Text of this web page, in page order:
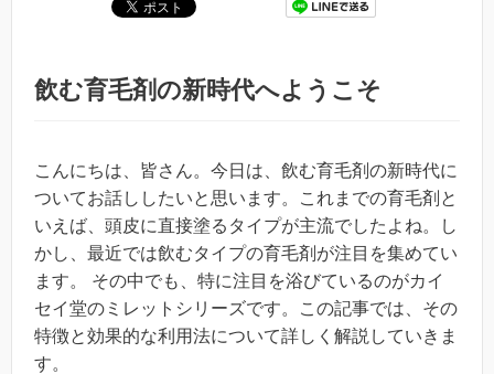
飲む育毛剤の新時代へようこそ
こんにちは、皆さん。今日は、飲む育毛剤の新時代に
ついてお話ししたいと思います。これまでの育毛剤と
いえば、頭皮に直接塗るタイプが主流でしたよね。し
かし、最近では飲むタイプの育毛剤が注目を集めてい
ます。 その中でも、特に注目を浴びているのがカイ
セイ堂のミレットシリーズです。この記事では、その
特徴と効果的な利用法について詳しく解説していきま
す。